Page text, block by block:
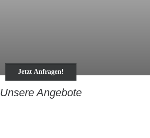
Jetzt Anfragen!
Unsere Angebote